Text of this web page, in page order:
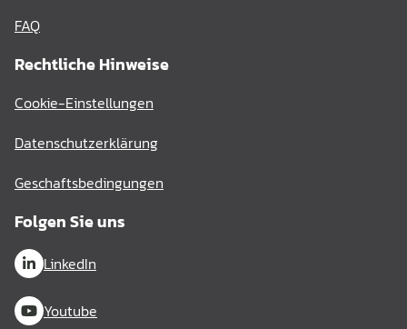
FAQ
Rechtliche Hinweise
Cookie-Einstellungen
Datenschutzerklärung
Geschaftsbedingungen
Folgen Sie uns
LinkedIn
Youtube